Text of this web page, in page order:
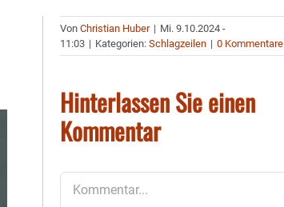
VonChristian Huber | Mi. 9.10.2024 -
11:03 | Kategorien:Schlagzeilen | 0 Kommentare
Hinterlassen Sie einen
Kommentar